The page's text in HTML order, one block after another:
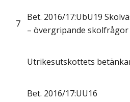
7
Bet. 2016/17:UbU19
– övergripande skolfrågor
Utrikesutskottets
Bet. 2016/17:UU16